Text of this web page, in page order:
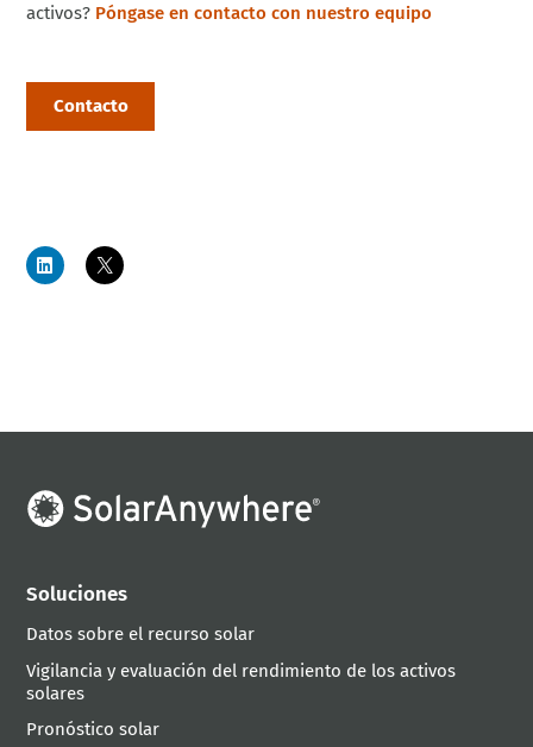
activos? Póngase en contacto con nuestro equipo
Contacto
Soluciones
Datos sobre el recurso solar
Vigilancia y evaluación del rendimiento de los activos
solares
Pronóstico solar